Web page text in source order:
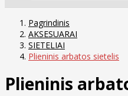
Pagrindinis
AKSESUARAI
SIETELIAI
Plieninis arbatos sietelis
Plieninis